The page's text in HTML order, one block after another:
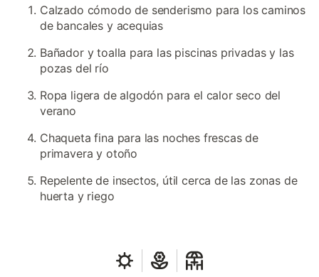
Calzado cómodo de senderismo para los caminos
de bancales y acequias
Bañador y toalla para las piscinas privadas y las
pozas del río
Ropa ligera de algodón para el calor seco del
verano
Chaqueta fina para las noches frescas de
primavera y otoño
Repelente de insectos, útil cerca de las zonas de
huerta y riego